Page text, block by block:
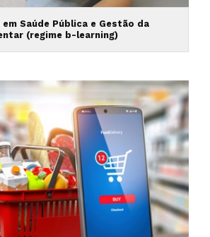
Saúde Pública e Gestão da
(regime b-learning)